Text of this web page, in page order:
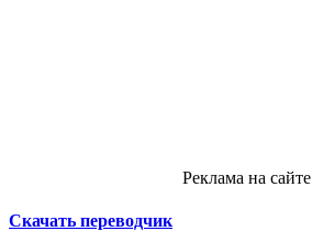
Реклама на сайте
Скачать переводчик